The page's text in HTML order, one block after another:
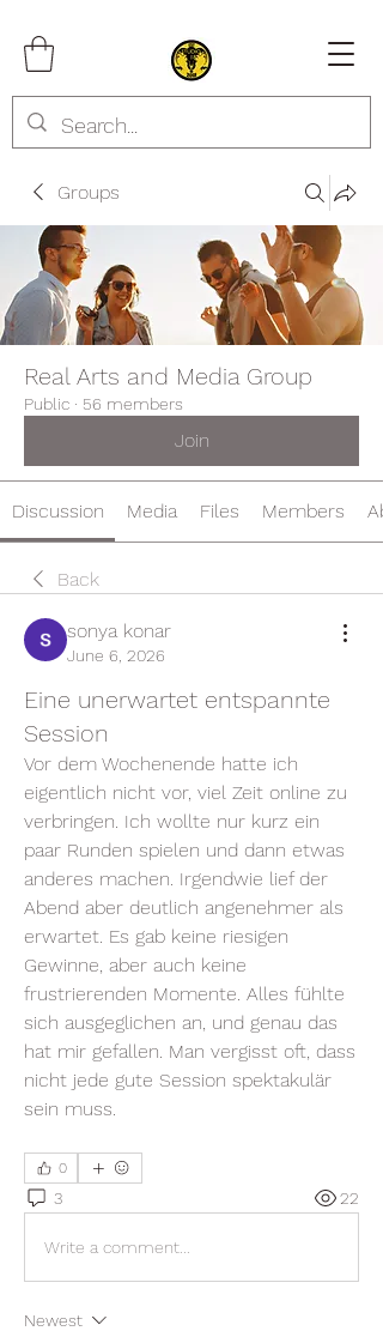
Groups
Real Arts and Media Group
Public · 56 members
Join
Discussion Media Files Members
Back
sonya konar
June 6, 2026
Eine unerwartet entspannte
Session
Vor dem Wochenende hatte ich
eigentlich nicht vor, viel Zeit online zu
verbringen. Ich wollte nur kurz ein
paar Runden spielen und dann etwas
anderes machen. Irgendwie lief der
Abend aber deutlich angenehmer als
erwartet. Es gab keine riesigen
Gewinne, aber auch keine
frustrierenden Momente. Alles fühlte
sich ausgeglichen an, und genau das
hat mir gefallen. Man vergisst oft, dass
nicht jede gute Session spektakulär
sein muss.
0
3 22
Write a comment...
Newest